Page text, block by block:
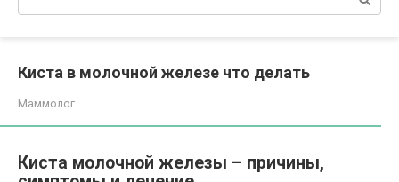
Киста в молочной железе что делать
Маммолог
Киста молочной железы – причины,